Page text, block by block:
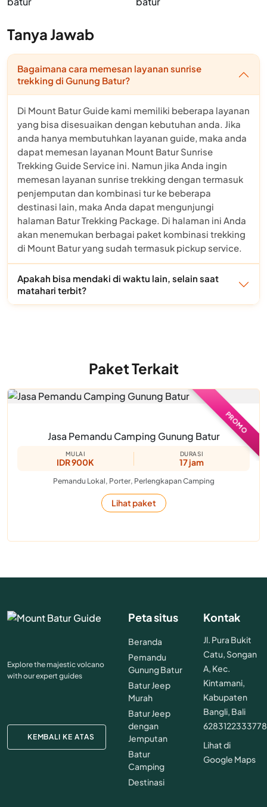
Tanya Jawab
Bagaimana cara memesan layanan sunrise
trekking di Gunung Batur?
Di Mount Batur Guide kami memiliki beberapa layanan
yang bisa disesuaikan dengan kebutuhan anda. Jika
anda hanya membutuhkan layanan guide, maka anda
dapat memesan layanan Mount Batur Sunrise
Trekking Guide Service ini. Namun jika Anda ingin
memesan layanan sunrise trekking dengan termasuk
penjemputan dan kombinasi tur ke beberapa
destinasi lain, maka Anda dapat mengunjungi
halaman Batur Trekking Package. Di halaman ini Anda
akan menemukan berbagai paket kombinasi trekking
di Mount Batur yang sudah termasuk pickup service.
Apakah bisa mendaki di waktu lain, selain saat
matahari terbit?
Paket Terkait
Jasa Pemandu Camping Gunung Batur
MULAI
IDR 900K
DURASI
17 jam
Pemandu Lokal, Porter, Perlengkapan Camping
Lihat paket
PROMO
Explore the majestic volcano
with our expert guides
KEMBALI KE ATAS
Peta situs
Beranda
Pemandu
Gunung Batur
Batur Jeep
Murah
Batur Jeep
dengan
Jemputan
Batur
Camping
Destinasi
Kontak
Jl. Pura Bukit
Catu, Songan
A, Kec.
Kintamani,
Kabupaten
Bangli, Bali
6283122333778
Lihat di
Google Maps